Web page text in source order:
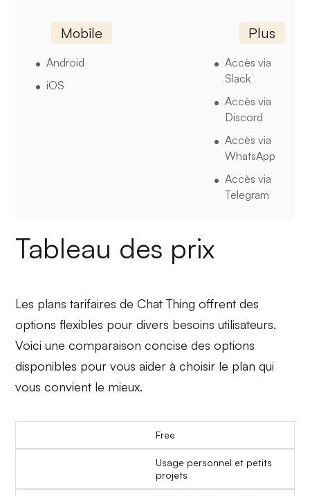
Mobile
Android
iOS
Plus
Accès via
Slack
Accès via
Discord
Accès via
WhatsApp
Accès via
Telegram
Tableau des prix
Les plans tarifaires de Chat Thing offrent des
options flexibles pour divers besoins utilisateurs.
Voici une comparaison concise des options
disponibles pour vous aider à choisir le plan qui
vous convient le mieux.
Free
Usage personnel et petits
projets